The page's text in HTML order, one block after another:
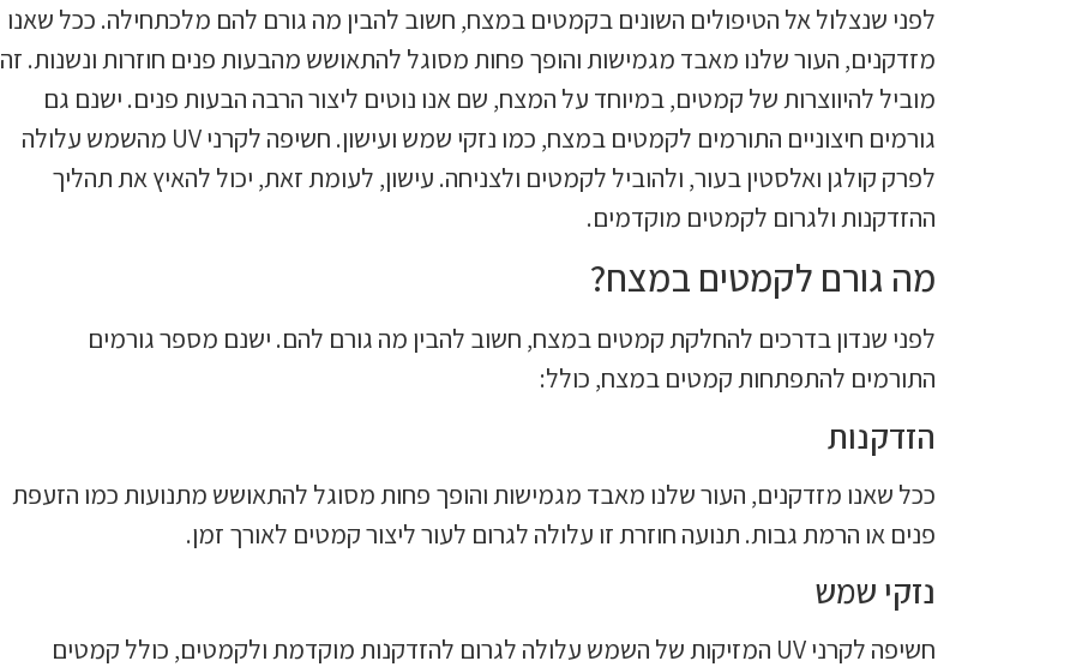
לפני שנצלול אל הטיפולים השונים בקמטים במצח, חשוב להבין מה גורם להם מלכתחילה. ככל שאנו
מזדקנים, העור שלנו מאבד מגמישות והופך פחות מסוגל להתאושש מהבעות פנים חוזרות ונשנות. זה
מוביל להיווצרות של קמטים, במיוחד על המצח, שם אנו נוטים ליצור הרבה הבעות פנים. ישנם גם
גורמים חיצוניים התורמים לקמטים במצח, כמו נזקי שמש ועישון. חשיפה לקרני UV מהשמש עלולה
לפרק קולגן ואלסטין בעור, ולהוביל לקמטים ולצניחה. עישון, לעומת זאת, יכול להאיץ את תהליך
ההזדקנות ולגרום לקמטים מוקדמים.
מה גורם לקמטים במצח?
לפני שנדון בדרכים להחלקת קמטים במצח, חשוב להבין מה גורם להם. ישנם מספר גורמים
התורמים להתפתחות קמטים במצח, כולל:
הזדקנות
ככל שאנו מזדקנים, העור שלנו מאבד מגמישות והופך פחות מסוגל להתאושש מתנועות כמו הזעפת
פנים או הרמת גבות. תנועה חוזרת זו עלולה לגרום לעור ליצור קמטים לאורך זמן.
נזקי שמש
חשיפה לקרני UV המזיקות של השמש עלולה לגרום להזדקנות מוקדמת ולקמטים, כולל קמטים